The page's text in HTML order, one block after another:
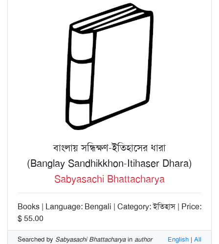
বাংলায় সন্ধিক্ষণ-ইতিহাসের ধারা
(Banglay Sandhikkhon-Itihaser Dhara)
Sabyasachi Bhattacharya
Books | Language: Bengali | Category: ইতিহাস | Price:
$ 55.00
Searched by Sabyasachi Bhattacharyain author English | All